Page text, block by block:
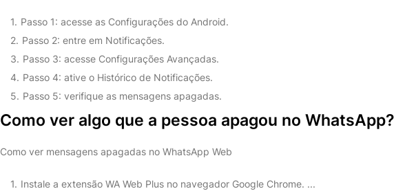
Passo 1: acesse as Configurações do Android.
Passo 2: entre em Notificações.
Passo 3: acesse Configurações Avançadas.
Passo 4: ative o Histórico de Notificações.
Passo 5: verifique as mensagens apagadas.
Como ver algo que a pessoa apagou no WhatsApp?
Como ver mensagens apagadas no WhatsApp Web
Instale a extensão WA Web Plus no navegador Google Chrome. ...